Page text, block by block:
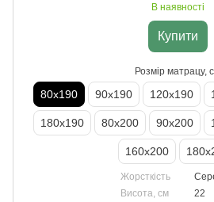
В наявності
Купити
Розмір матрацу,
80х190 90х190 120х190
180х190 80х200 90х200
160х200
Жорсткість
Висота, см
22